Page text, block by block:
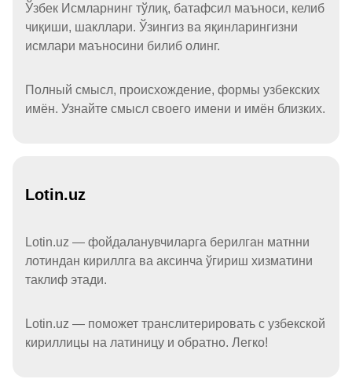
Ўзбек Исмларнинг тўлиқ, батафсил маъноси, келиб
чиқиши, шакллари. Ўзингиз ва яқинларингизни
исмлари маъносини билиб олинг.
Полный смысл, происхождение, формы узбекских
имён. Узнайте смысл своего имени и имён близких.
Lotin.uz
Lotin.uz — фойдаланувчиларга берилган матнни
лотиндан кириллга ва аксинча ўгириш хизматини
таклиф этади.
Lotin.uz — поможет транслитерировать с узбекской
кириллицы на латиницу и обратно. Легко!